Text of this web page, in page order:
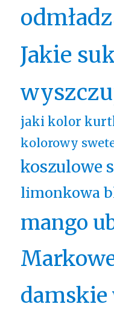
Jakie
jaki kolor
kolorowy
koszulowe
limonkowa
mango